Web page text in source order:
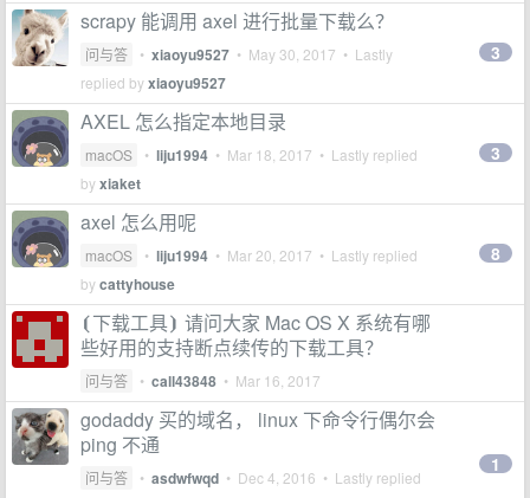
scrapy 能调用 axel 进行批量下载么？
问与答 • xiaoyu9527 • May 30, 2017 • Lastly
replied byxiaoyu9527
3
AXEL 怎么指定本地目录
macOS • liju1994 • Mar 18, 2017 • Lastly replied
byxiaket
3
axel 怎么用呢
macOS • liju1994 • Mar 20, 2017 • Lastly replied
bycattyhouse
8
⦗下载工具⦘ 请问大家 Mac OS X 系统有哪
些好用的支持断点续传的下载工具？
问与答 • call43848 • Mar 16, 2017
godaddy 买的域名， linux 下命令行偶尔会
ping 不通
问与答 • asdwfwqd • Dec 4, 2016 • Lastly replied
1